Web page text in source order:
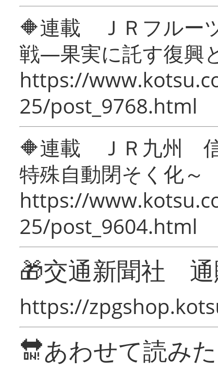
🔶連載 ＪＲフルー
戦―果実に託す復興
https://
25/post_9768.html
🔶連載 ＪＲ九州 信
特殊自動閉そく化～
https://
25/post_9604.html
🎁交通新聞社
https://
🔛あわせて読み